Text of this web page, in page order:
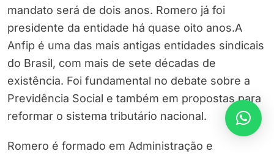
mandato será de dois anos. Romero já foi
presidente da entidade há quase oito anos.A
Anfip é uma das mais antigas entidades sindicais
do Brasil, com mais de sete décadas de
existência. Foi fundamental no debate sobre a
Previdência Social e também em propostas para
reformar o sistema tributário nacional.
Romero é formado em Administração e